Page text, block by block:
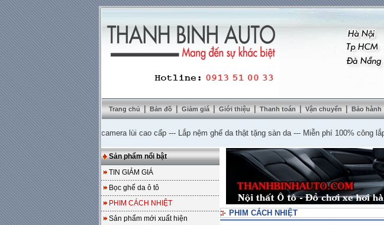
Trang chủ | Bản đồ | Giảm giá | Giới thiệu | Thanh toán | Vận chuyển | Bảo hành
---Mua DVD tặng camera lùi cao cấp---Lắp nệm ghế da thật tặng sàn da--- Miễn phí 100% công lắp đặt
Sản phẩm nổi bật
TIN GIẢM GIÁ
Bọc ghế da ô tô
PHIM CÁCH NHIỆT
Sản phẩm mới xuất hiện
PHIM CÁCH NHIỆT